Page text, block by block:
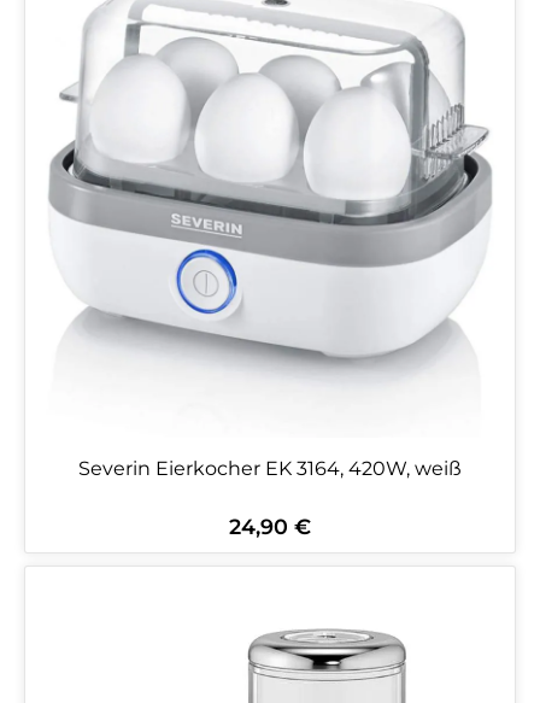
Severin Eierkocher EK 3164, 420W, weiß
Regulärer Preis:
24,90 €